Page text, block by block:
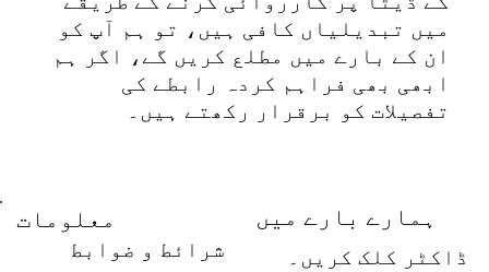
میں تبدیلیاں کافی ہیں، تو ہم آپ کو
ان کے بارے میں مطلع کریں گے، اگر ہم
ابھی بھی فراہم کردہ رابطے کی
تفصیلات کو برقرار رکھتے ہیں۔
معلومات
شرائط و ضوابط
ہمارے بارے میں
ڈاکٹر کلک کریں۔